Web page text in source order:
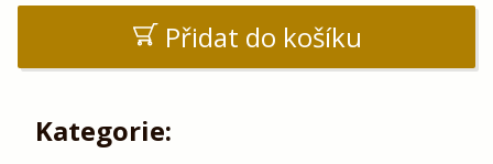
Přidat do košíku
Kategorie: